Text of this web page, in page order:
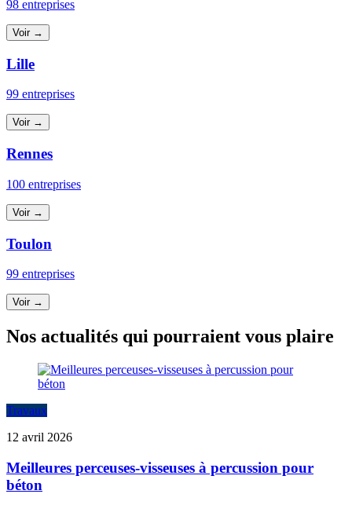
98 entreprises
Voir →
Lille
99 entreprises
Voir →
Rennes
100 entreprises
Voir →
Toulon
99 entreprises
Voir →
Nos actualités qui pourraient vous plaire
Travaux
12 avril 2026
Meilleures perceuses-visseuses à percussion pour
béton